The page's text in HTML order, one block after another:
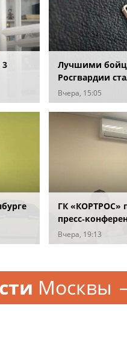
3
Лучшими
Росгвардии
соединения по
объектов
Вчера, 15:05
ГК «КОРТРОС»
отрасли в
Вчера, 19:13
Москвы